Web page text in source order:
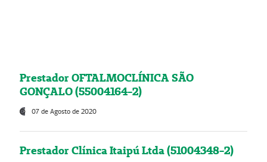
Prestador OFTALMOCLÍNICA SÃO
GONÇALO (55004164-2)
07 de Agosto de 2020
Prestador Clínica Itaipú Ltda (51004348-2)